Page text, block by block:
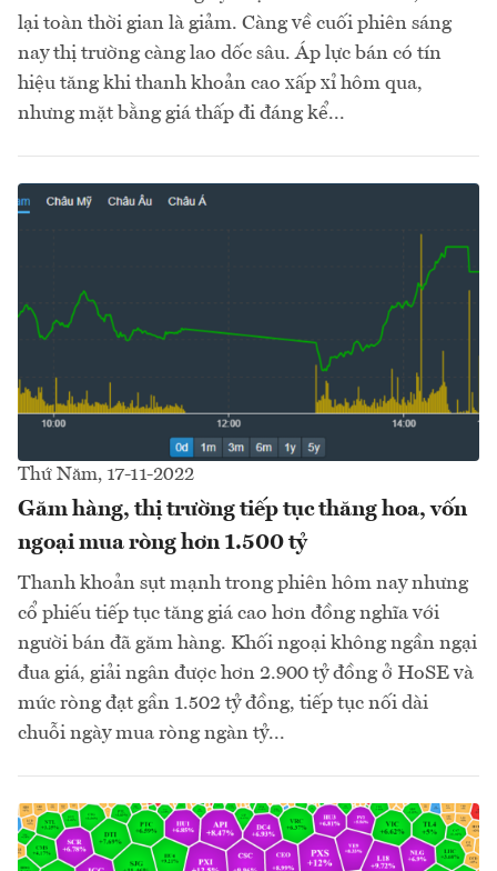
lại toàn thời gian là giảm. Càng về cuối phiên sáng
nay thị trường càng lao dốc sâu. Áp lực bán có tín
hiệu tăng khi thanh khoản cao xấp xỉ hôm qua,
nhưng mặt bằng giá thấp đi đáng kể...
Thứ Năm, 17-11-2022
Găm hàng, thị trường tiếp tục thăng hoa, vốn
ngoại mua ròng hơn 1.500 tỷ
Thanh khoản sụt mạnh trong phiên hôm nay nhưng
cổ phiếu tiếp tục tăng giá cao hơn đồng nghĩa với
người bán đã găm hàng. Khối ngoại không ngần ngại
đua giá, giải ngân được hơn 2.900 tỷ đồng ở HoSE và
mức ròng đạt gần 1.502 tỷ đồng, tiếp tục nối dài
chuỗi ngày mua ròng ngàn tỷ...